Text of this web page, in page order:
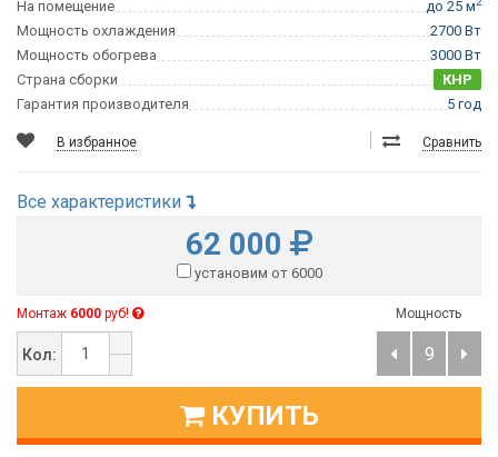
На помещение до 25 м
Мощность охлаждения
2700 Вт
Мощность обогрева
3000 Вт
Страна сборки
КНР
Гарантия производителя
5 год
В избранное Сравнить
Все характеристики
62 000
установим от 6000
Монтаж 6000 руб!
Кол:
Мощность
9
КУПИТЬ